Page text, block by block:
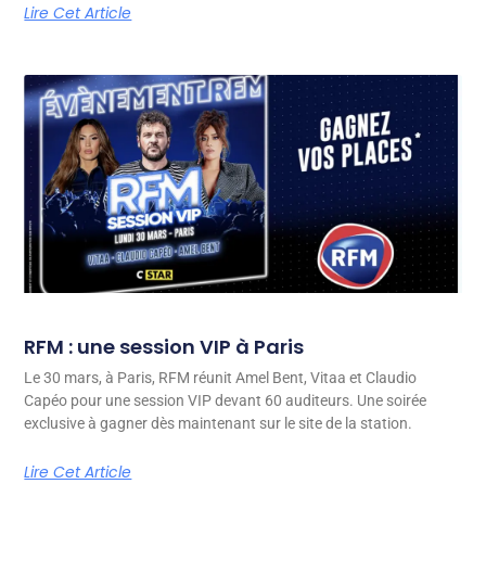
Lire Cet Article
RFM : une session VIP à Paris
Le 30 mars, à Paris, RFM réunit Amel Bent, Vitaa et Claudio
Capéo pour une session VIP devant 60 auditeurs. Une soirée
exclusive à gagner dès maintenant sur le site de la station.
Lire Cet Article